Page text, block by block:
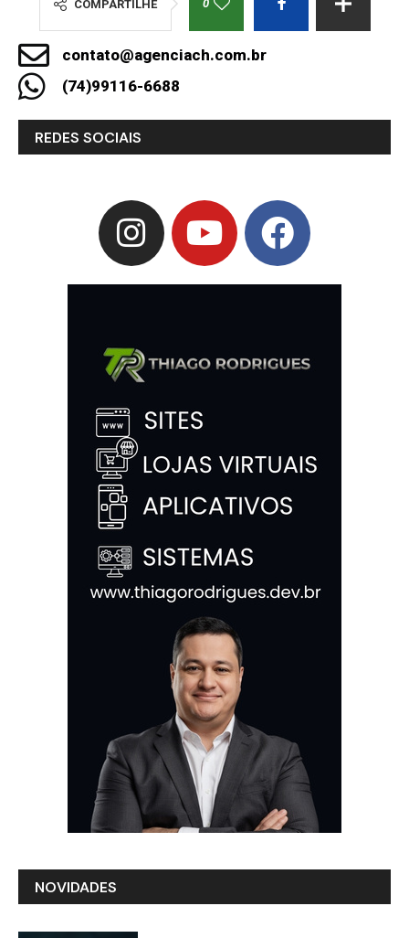
COMPARTILHE 0
contato@agenciach.com.br
(74)99116-6688
REDES SOCIAIS
NOVIDADES